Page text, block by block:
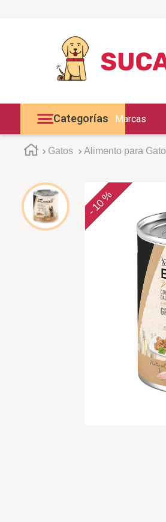
Categorías Marcas
Gatos Alimento para Gato
-
10 %